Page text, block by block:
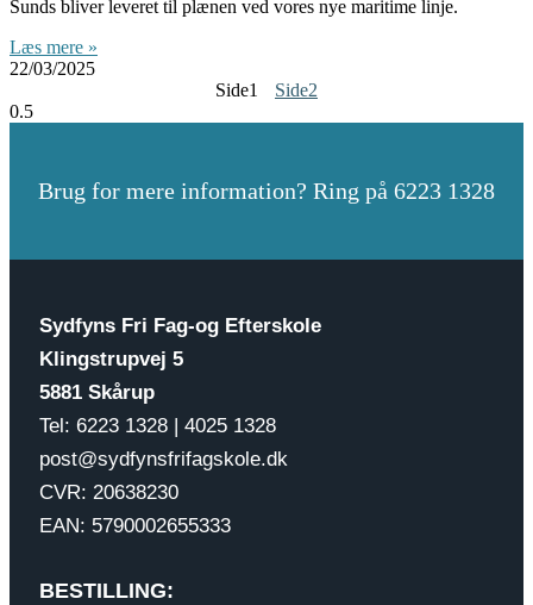
Sunds bliver leveret til plænen ved vores nye maritime linje.
Læs mere »
22/03/2025
Side1 Side2
Brug for mere information? Ring på 6223 1328
Sydfyns Fri Fag-og Efterskole
Klingstrupvej 5
5881 Skårup
Tel: 6223 1328 | 4025 1328
post@sydfynsfrifagskole.dk
CVR: 20638230
EAN: 5790002655333
BESTILLING: